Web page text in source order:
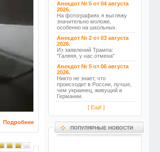
Подробнее
Анекдот № 5 от 04 августа
2026.
На фотографиях я выгляжу
значительно моложе,
особенно на школьных.
Анекдот № 2 от 03 августа
2026.
Из заявлений Трампа:
"Галяяя, у нас отмена"
Анекдот № 5 от 06 августа
2026.
Никто не знает, что
происходит в России, лучше,
чем украинец, живущий в
Германии.
[ Ещё ]
ПОПУЛЯРНЫЕ НОВОСТИ